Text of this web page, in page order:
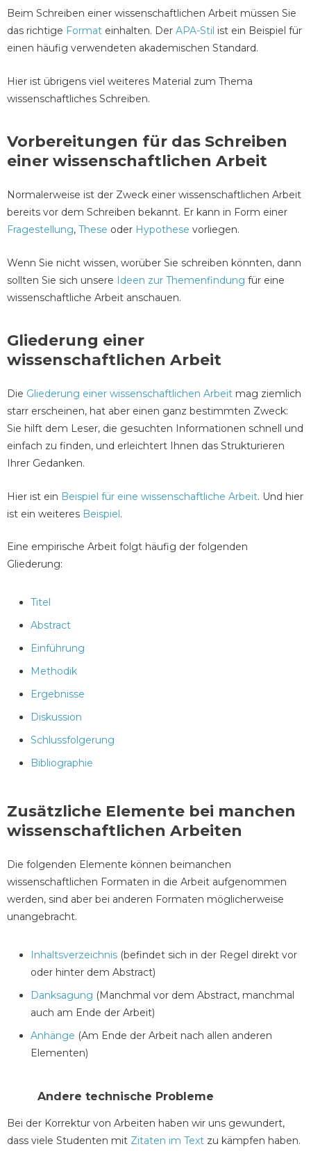
Beim Schreiben einer wissenschaftlichen Arbeit müssen Sie
das richtige Format einhalten. Der APA-Stil ist ein Beispiel für
einen häufig verwendeten akademischen Standard.
Hier ist übrigens viel weiteres Material zum Thema
wissenschaftliches Schreiben.
Vorbereitungen für das Schreiben
einer wissenschaftlichen Arbeit
Normalerweise ist der Zweck einer wissenschaftlichen Arbeit
bereits vor dem Schreiben bekannt. Er kann in Form einer
Fragestellung, These oder Hypothese vorliegen.
Wenn Sie nicht wissen, worüber Sie schreiben könnten, dann
sollten Sie sich unsere Ideen zur Themenfindung für eine
wissenschaftliche Arbeit anschauen.
Gliederung einer
wissenschaftlichen Arbeit
Die Gliederung einer wissenschaftlichen Arbeit mag ziemlich
starr erscheinen, hat aber einen ganz bestimmten Zweck:
Sie hilft dem Leser, die gesuchten Informationen schnell und
einfach zu finden, und erleichtert Ihnen das Strukturieren
Ihrer Gedanken.
Hier ist ein Beispiel für eine wissenschaftliche Arbeit. Und hier
ist ein weiteres Beispiel.
Eine empirische Arbeit folgt häufig der folgenden
Gliederung:
Titel
Abstract
Einführung
Methodik
Ergebnisse
Diskussion
Schlussfolgerung
Bibliographie
Zusätzliche Elemente bei manchen
wissenschaftlichen Arbeiten
Die folgenden Elemente können beimanchen
wissenschaftlichen Formaten in die Arbeit aufgenommen
werden, sind aber bei anderen Formaten möglicherweise
unangebracht.
Inhaltsverzeichnis (befindet sich in der Regel direkt vor
oder hinter dem Abstract)
Danksagung (Manchmal vor dem Abstract, manchmal
auch am Ende der Arbeit)
Anhänge (Am Ende der Arbeit nach allen anderen
Elementen)
Andere technische Probleme
Bei der Korrektur von Arbeiten haben wir uns gewundert,
dass viele Studenten mit Zitaten im Text zu kämpfen haben.